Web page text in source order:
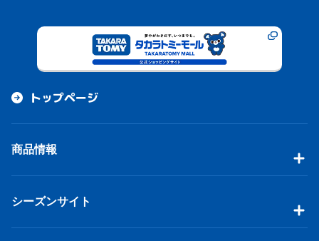
トップページ
商品情報
シーズンサイト